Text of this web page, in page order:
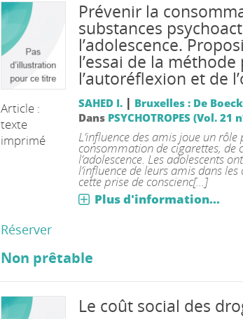
Article :
texte
imprimé
Prévenir la
substances
l’adolescence.
l’essai de la méthode
l’autoréflexion et de
SAHED I. | Bruxelles : De Boeck
Dans PSYCHOTROPES (Vol. 21
L’influence des amis joue un
consommation de cigarettes, de
l’adolescence. Les adolescents
l’influence de leurs amis dans les
cette prise de conscienc[...]
Plus d'information...
Réserver
Non prêtable
Le coût social des